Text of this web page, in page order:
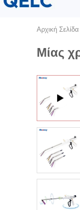
Αρχική Σελίδα
Μίας